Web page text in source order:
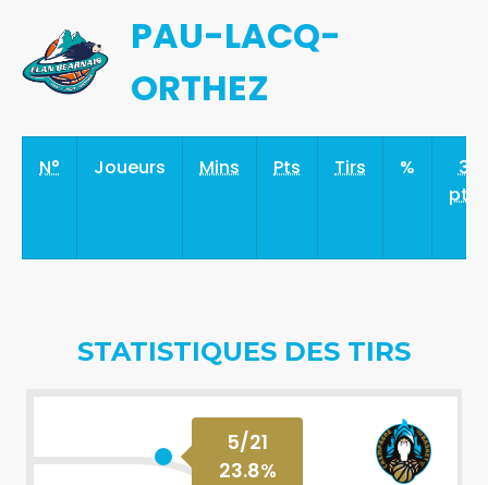
PAU-LACQ-
ORTHEZ
N° Joueurs Mins Pts Tirs %
3
pts
STATISTIQUES DES TIRS
5/21
23.8%